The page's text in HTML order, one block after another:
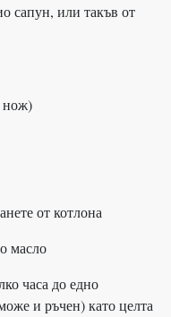
сапун, или такъв от
нож)
от котлона
масло
часа до едно
и ръчен) като целта